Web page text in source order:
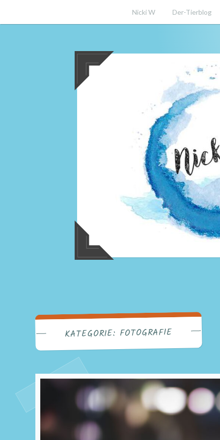
Nicki W Der-Tierblog
Meine
KATEGORIE: FOTOGRAFIE